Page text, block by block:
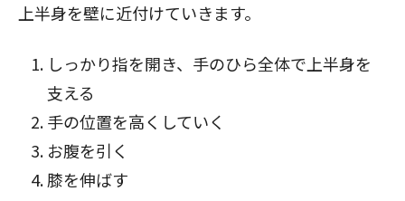
上半身を壁に近付けていきます。
しっかり指を開き、手のひら全体で上半身を
支える
手の位置を高くしていく
お腹を引く
膝を伸ばす